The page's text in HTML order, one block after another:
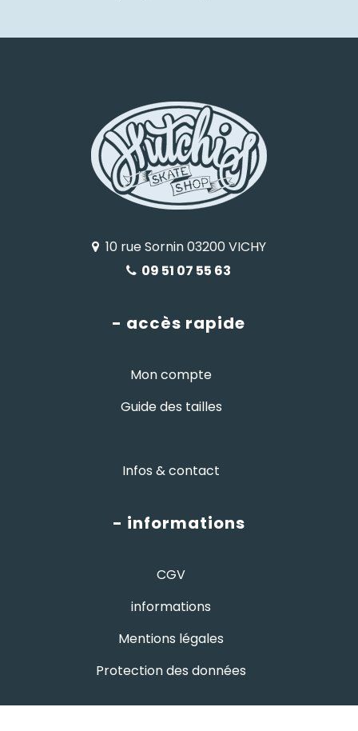
10 rue Sornin 03200 VICHY
09 51 07 55 63
- accès rapide
Mon compte
Guide des tailles
Infos & contact
- informations
CGV
informations
Mentions légales
Protection des données